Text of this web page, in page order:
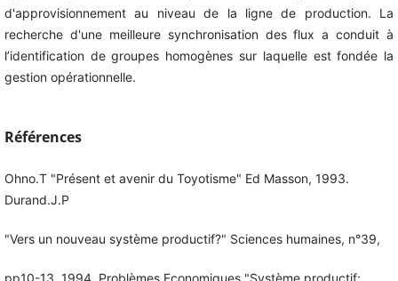
d'approvisionnement au niveau de la ligne de production. La
recherche d'une meilleure synchronisation des flux a conduit à
l’identification de groupes homogènes sur laquelle est fondée la
gestion opérationnelle.
Références
Ohno.T "Présent et avenir du Toyotisme" Ed Masson, 1993.
Durand.J.P
"Vers un nouveau système productif?" Sciences humaines, n°39,
pp10-13, 1994. Problèmes Economiques "Système productif: